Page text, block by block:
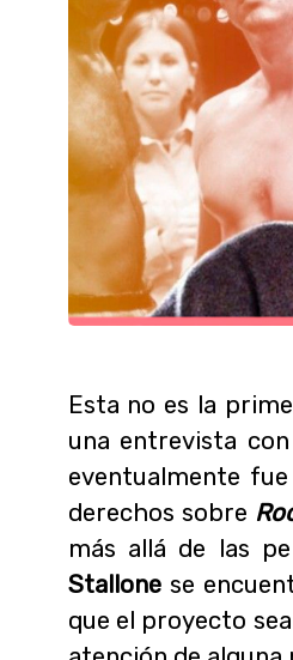
Esta no es la
una entrevista
eventualmente
derechos sobre
más allá de las
Stallone se
que el proyecto